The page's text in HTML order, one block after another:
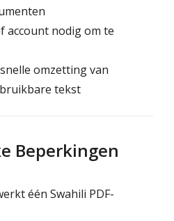
account nodig om te
omzetting van
bruikbare tekst
Beperkingen
één Swahili PDF-